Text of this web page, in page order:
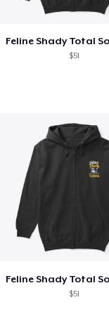
$51
$51